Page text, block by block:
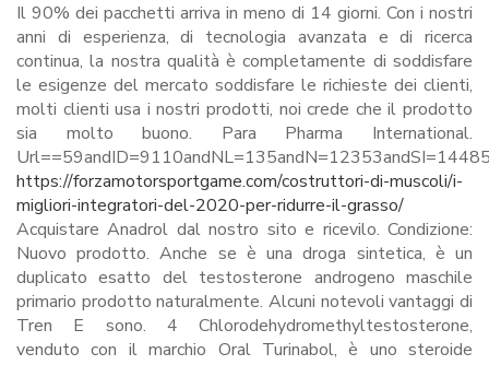
Il 90% dei pacchetti arriva in meno di 14 giorni. Con i nostri
anni di esperienza, di tecnologia avanzata e di ricerca
continua, la nostra qualità è completamente di soddisfare
le esigenze del mercato soddisfare le richieste dei clienti,
molti clienti usa i nostri prodotti, noi crede che il prodotto
sia molto buono. Para Pharma International.
https://forzamotorsportgame.com/costruttori-di-muscoli/i-
migliori-integratori-del-2020-per-ridurre-il-grasso/
Acquistare Anadrol dal nostro sito e ricevilo. Condizione:
Nuovo prodotto. Anche se è una droga sintetica, è un
duplicato esatto del testosterone androgeno maschile
primario prodotto naturalmente. Alcuni notevoli vantaggi di
Tren E sono. 4 Chlorodehydromethyltestosterone,
venduto con il marchio Oral Turinabol, è uno steroide